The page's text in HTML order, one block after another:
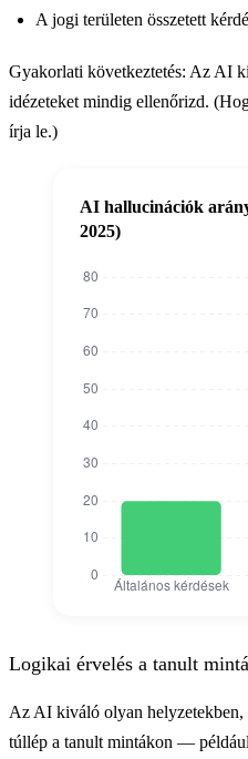
A jogi területen összetett
Gyakorlati következtetés: Az AI
idézeteket mindig ellenőrizd.
írja le.)
AI hallucinációk
2025)
Orvostudomány
Logikai érvelés a tanult
Az AI kiváló olyan helyzetekben,
túllép a tanult mintákon —